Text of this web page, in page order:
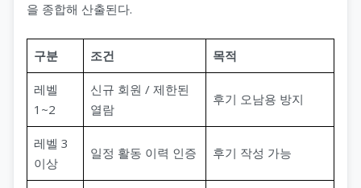
을 종합해 산출된다.
구분 조건 목적
레벨
1~2
신규 회원 / 제한된
열람
후기 오남용 방지
레벨 3
이상
일정 활동 이력 인증 후기 작성 가능